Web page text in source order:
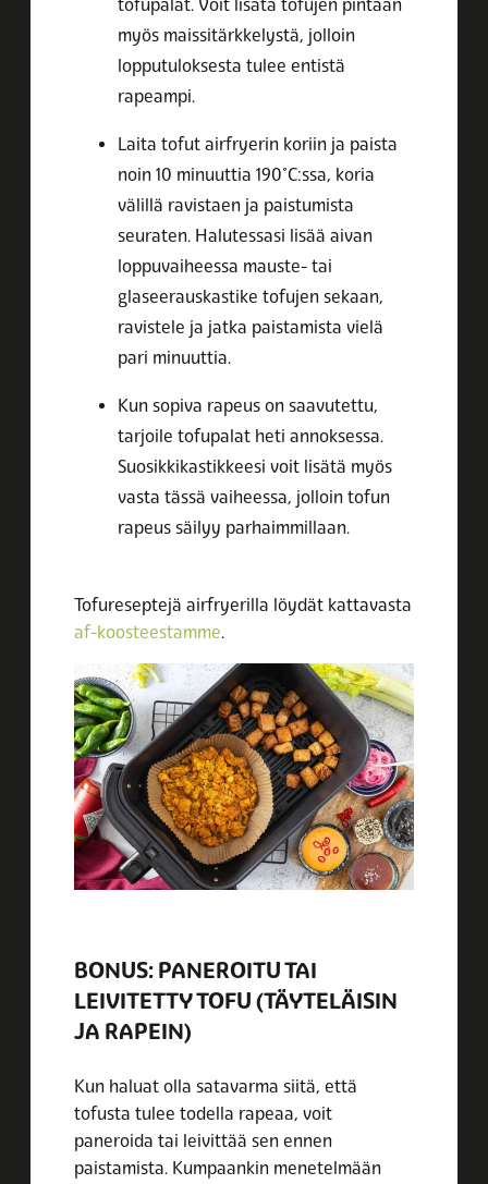
tofupalat. Voit lisätä tofujen pintaan
myös maissitärkkelystä, jolloin
lopputuloksesta tulee entistä
rapeampi.
Laita tofut airfryerin koriin ja paista
noin 10 minuuttia 190°C:ssa, koria
välillä ravistaen ja paistumista
seuraten. Halutessasi lisää aivan
loppuvaiheessa mauste- tai
glaseerauskastike tofujen sekaan,
ravistele ja jatka paistamista vielä
pari minuuttia.
Kun sopiva rapeus on saavutettu,
tarjoile tofupalat heti annoksessa.
Suosikkikastikkeesi voit lisätä myös
vasta tässä vaiheessa, jolloin tofun
rapeus säilyy parhaimmillaan.
Tofureseptejä airfryerilla löydät kattavasta
af-koosteestamme.
BONUS: PANEROITU TAI
LEIVITETTY TOFU (TÄYTELÄISIN
JA RAPEIN)
Kun haluat olla satavarma siitä, että
tofusta tulee todella rapeaa, voit
paneroida tai leivittää sen ennen
paistamista. Kumpaankin menetelmään